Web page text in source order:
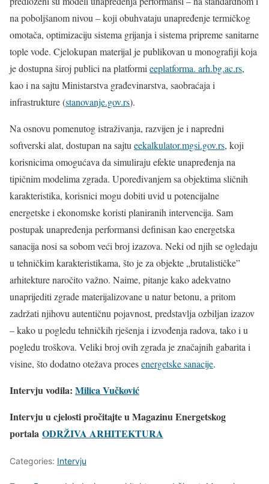
na poboljšanom nivou – koji obuhvataju unapređenje termičkog
omotača, optimizaciju sistema grijanja i sistema pripreme sanitarne
tople vode. Cjelokupan materijal je publikovan u monografiji koja
je dostupna široj publici na platformi eeplatforma. arh.bg.ac.rs,
kao i na sajtu Ministarstva građevinarstva, saobraćaja i
infrastrukture (stanovanje.gov.rs).
Na osnovu pomenutog istraživanja, razvijen je i napredni
softverski alat, dostupan na sajtu eekalkulator.mgsi.gov.rs, koji
korisnicima omogućava da simuliraju efekte unapređenja na
tipičnim modelima zgrada. Upoređivanjem sa objektima sličnih
karakteristika, korisnici mogu dobiti uvid u potencijalne
energetske i ekonomske koristi planiranih intervencija. Sam
postupak unapređenja performansi definisan kao energetska
sanacija nosi sa sobom veći broj izazova. Neki od njih se ogledaju
u tehničkim karakteristikama, što je za objekte „brutalističke”
arhitekture naročito važno. Naime, pitanje kako adekvatno
unaprijediti zgrade materijalizovane u natur betonu, a pritom
zadržati njihovu autentičnu pojavnost, predstavlja ozbiljan izazov
– kako u pogledu tehničkih rješenja i izvođenja radova, tako i u
pogledu troškova. Veliki broj ovih zgrada je značajnih gabarita i
visine, što dodatno otežava procesenergetske sanacije.
Intervju vodila: Milica Vučković
Intervju u cjelosti pročitajte uMagazinu Energetskog
portala ODRŽIVA ARHITEKTURA
Categories: Intervju